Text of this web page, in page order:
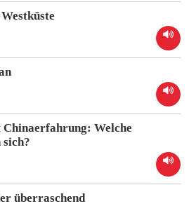
Chinaerfahrung: Welche
sich?
überraschend